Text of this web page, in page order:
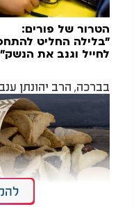
הטרור של פורים:
"בלילה החליט
לחייל וגנב את הנשק"
בברכה, הרב יהונתן